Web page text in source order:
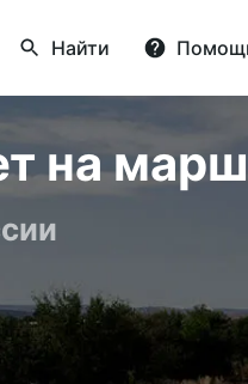
Найти
на